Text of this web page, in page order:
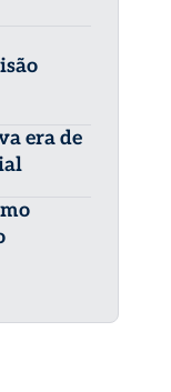
era de